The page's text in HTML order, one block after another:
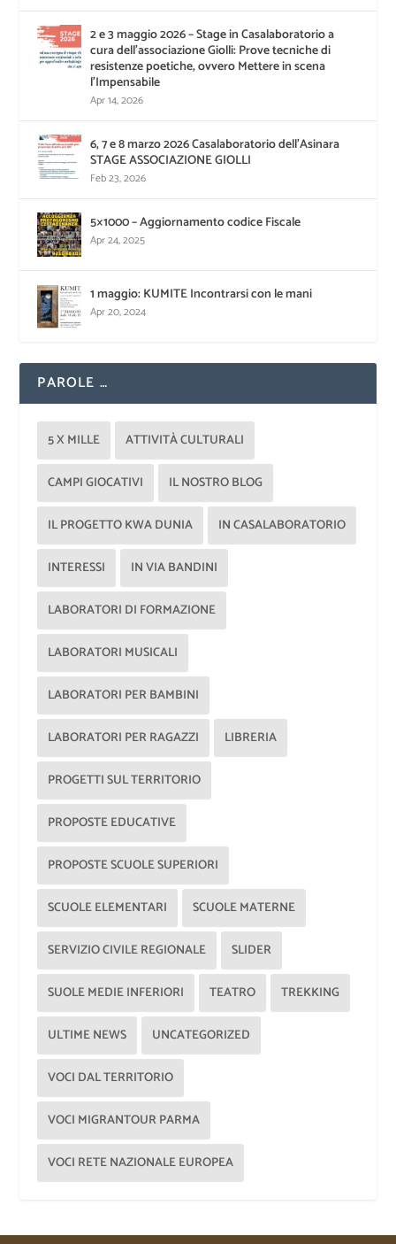
2 e 3 maggio 2026 – Stage in Casalaboratorio a
cura dell’associazione Giolli: Prove tecniche di
resistenze poetiche, ovvero Mettere in scena
l’Impensabile
Apr 14, 2026
6, 7 e 8 marzo 2026 Casalaboratorio dell’Asinara
STAGE ASSOCIAZIONE GIOLLI
Feb 23, 2026
5×1000 – Aggiornamento codice Fiscale
Apr 24, 2025
1 maggio: KUMITE Incontrarsi con le mani
Apr 20, 2024
PAROLE …
5 X MILLE ATTIVITÀ CULTURALI
CAMPI GIOCATIVI IL NOSTRO BLOG
IL PROGETTO KWA DUNIA IN CASALABORATORIO
INTERESSI IN VIA BANDINI
LABORATORI DI FORMAZIONE
LABORATORI MUSICALI
LABORATORI PER BAMBINI
LABORATORI PER RAGAZZI LIBRERIA
PROGETTI SUL TERRITORIO
PROPOSTE EDUCATIVE
PROPOSTE SCUOLE SUPERIORI
SCUOLE ELEMENTARI SCUOLE MATERNE
SERVIZIO CIVILE REGIONALE SLIDER
SUOLE MEDIE INFERIORI TEATRO TREKKING
ULTIME NEWS UNCATEGORIZED
VOCI DAL TERRITORIO
VOCI MIGRANTOUR PARMA
VOCI RETE NAZIONALE EUROPEA